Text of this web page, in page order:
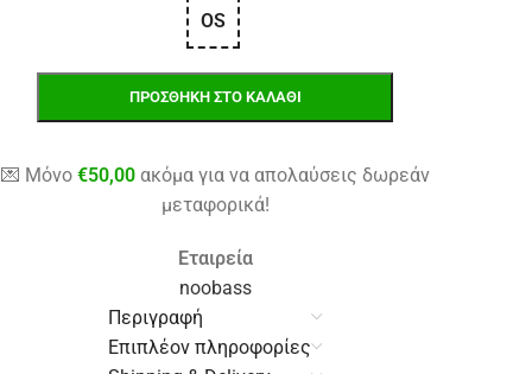
OS
ΠΡΟΣΘΉΚΗ ΣΤΟ ΚΑΛΆΘΙ
💌 Μόνο €50,00ακόμα για να απολαύσεις δωρεάν
μεταφορικά!
Εταιρεία
noobass
Περιγραφή
Επιπλέον πληροφορίες